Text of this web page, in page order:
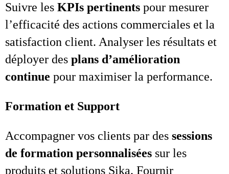
Suivre les KPIs pertinents pour mesurer
l’efficacité des actions commerciales et la
satisfaction client. Analyser les résultats et
déployer des plans d’amélioration
continue pour maximiser la performance.
Formation et Support
Accompagner vos clients par des sessions
de formation personnalisées sur les
produits et solutions Sika. Fournir